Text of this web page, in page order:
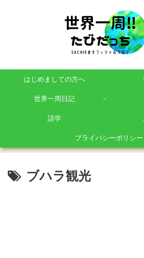
はじめましての方へ
世界一周日記
語学
プライバシーポリシー
ブハラ観光